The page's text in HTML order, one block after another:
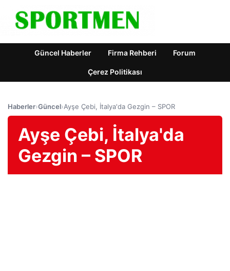
Güncel Haberler Firma Rehberi Forum
Çerez Politikası
Haberler›Güncel›Ayşe Çebi, İtalya'da Gezgin – SPOR
Ayşe Çebi, İtalya'da
Gezgin – SPOR